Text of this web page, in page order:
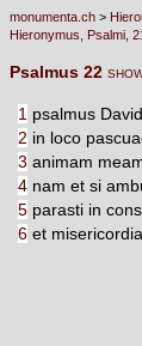
monumenta.ch >
Hieronymus, Psalmi,
Psalmus 22
1 psalmus
2 in loco
3 animam
4 nam et si
5 parasti in
6 et